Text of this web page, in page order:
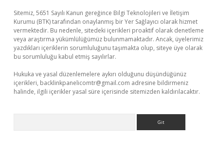
Sitemiz, 5651 Sayılı Kanun gereğince Bilgi Teknolojileri ve İletişim
Kurumu (BTK) tarafından onaylanmış bir Yer Sağlayıcı olarak hizmet
vermektedir. Bu nedenle, sitedeki içerikleri proaktif olarak denetleme
veya araştırma yükümlülüğümüz bulunmamaktadır. Ancak, üyelerimiz
yazdıkları içeriklerin sorumluluğunu taşımakta olup, siteye üye olarak
bu sorumluluğu kabul etmiş sayılırlar.
Hukuka ve yasal düzenlemelere aykırı olduğunu düşündüğünüz
içerikleri, backlinkpanelicomtr@gmail.com adresine bildirmeniz
halinde, ilgili içerikler yasal süre içerisinde sitemizden kaldırılacaktır.